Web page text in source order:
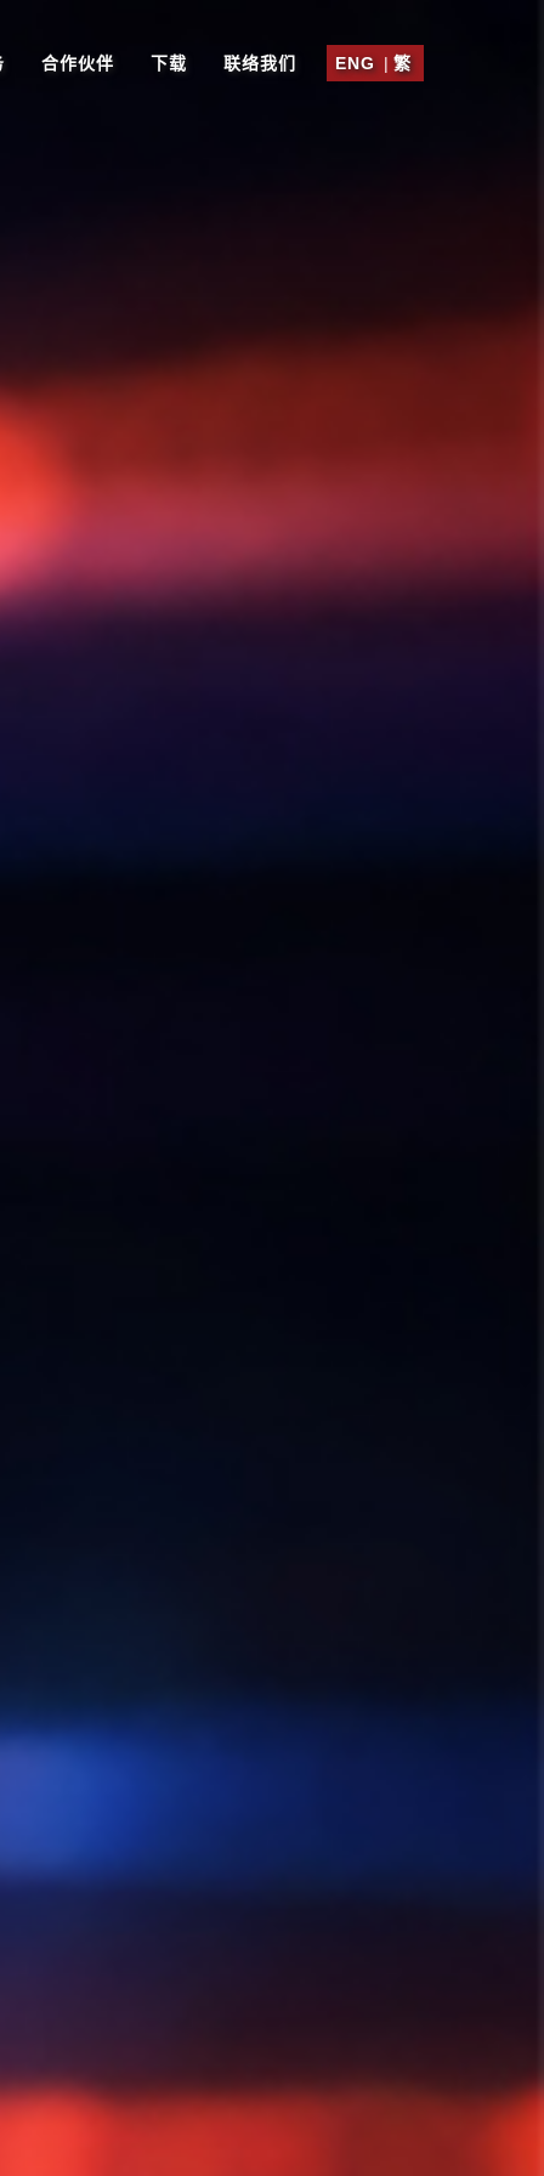
合作伙伴 下载 联络我们 ENG | 繁